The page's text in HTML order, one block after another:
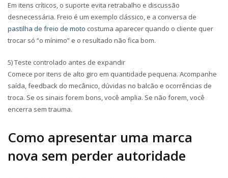
Em itens críticos, o suporte evita retrabalho e discussão
desnecessária. Freio é um exemplo clássico, e a conversa de
pastilha de freio de moto costuma aparecer quando o cliente quer
trocar só “o mínimo” e o resultado não fica bom.
5) Teste controlado antes de expandir
Comece por itens de alto giro em quantidade pequena. Acompanhe
saída, feedback do mecânico, dúvidas no balcão e ocorrências de
troca. Se os sinais forem bons, você amplia. Se não forem, você
encerra sem trauma.
Como apresentar uma marca
nova sem perder autoridade